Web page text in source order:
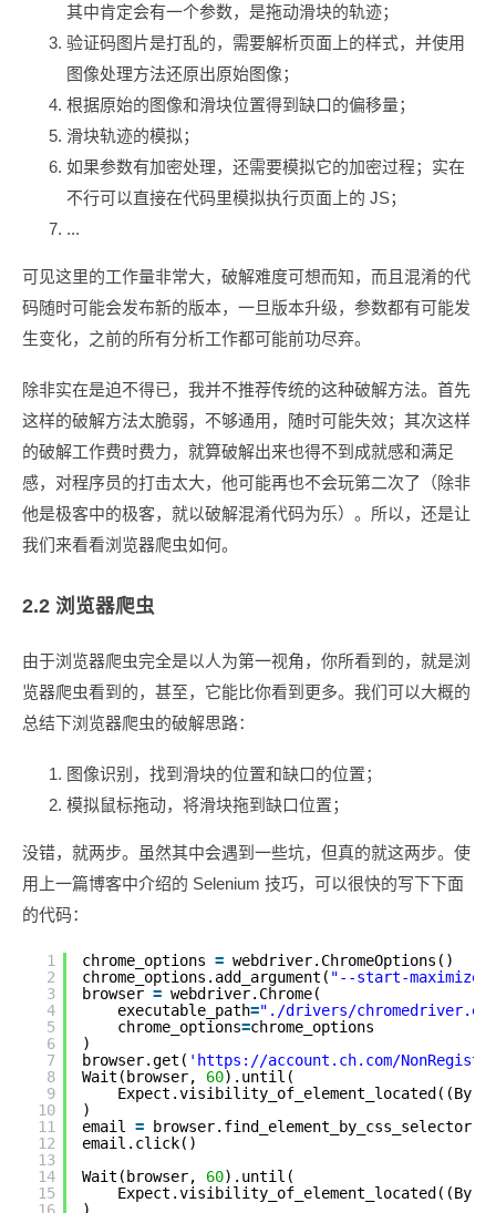
其中肯定会有一个参数，是拖动滑块的轨迹；
验证码图片是打乱的，需要解析页面上的样式，并使用
图像处理方法还原出原始图像；
根据原始的图像和滑块位置得到缺口的偏移量；
滑块轨迹的模拟；
如果参数有加密处理，还需要模拟它的加密过程；实在
不行可以直接在代码里模拟执行页面上的 JS；
...
可见这里的工作量非常大，破解难度可想而知，而且混淆的代
码随时可能会发布新的版本，一旦版本升级，参数都有可能发
生变化，之前的所有分析工作都可能前功尽弃。
除非实在是迫不得已，我并不推荐传统的这种破解方法。首先
这样的破解方法太脆弱，不够通用，随时可能失效；其次这样
的破解工作费时费力，就算破解出来也得不到成就感和满足
感，对程序员的打击太大，他可能再也不会玩第二次了（除非
他是极客中的极客，就以破解混淆代码为乐）。所以，还是让
我们来看看浏览器爬虫如何。
2.2 浏览器爬虫
由于浏览器爬虫完全是以人为第一视角，你所看到的，就是浏
览器爬虫看到的，甚至，它能比你看到更多。我们可以大概的
总结下浏览器爬虫的破解思路：
图像识别，找到滑块的位置和缺口的位置；
模拟鼠标拖动，将滑块拖到缺口位置；
没错，就两步。虽然其中会遇到一些坑，但真的就这两步。使
用上一篇博客中介绍的 Selenium 技巧，可以很快的写下下面
的代码：
1
2
3
4
5
6
7
8
9
10
11
12
13
14
15
chrome_options = webdriver.ChromeOptions()
chrome_options.add_argument( "--start-
browser = webdriver.Chrome(
executable_path="./drivers/
chrome_options=chrome_options
)
browser.get( ' https://account.ch.com/
Wait(browser, 60).until(
)
email = browser.find_element_by_css_selector(
email.click()
Wait(browser, 60).until(
Expect.visibility_of_element_located((By.